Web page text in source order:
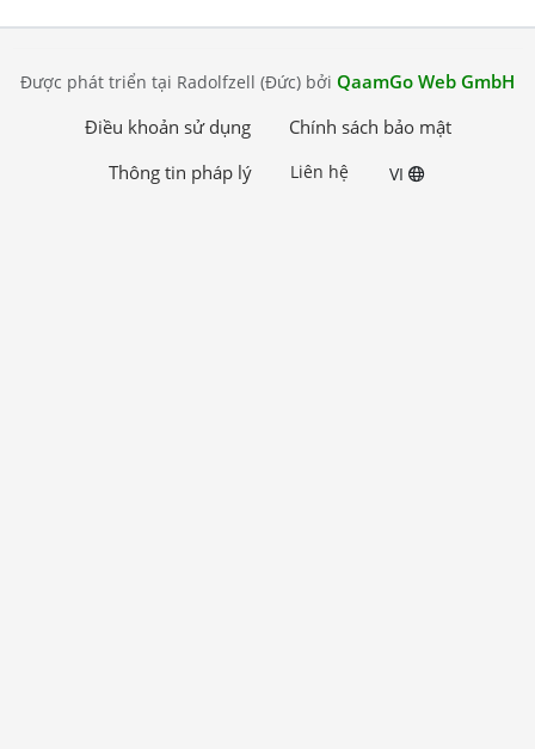
Được phát triển tại Radolfzell (Đức) bởi QaamGo Web GmbH
Điều khoản sử dụng
Chính sách bảo mật
Thông tin pháp lý
Liên hệ VI